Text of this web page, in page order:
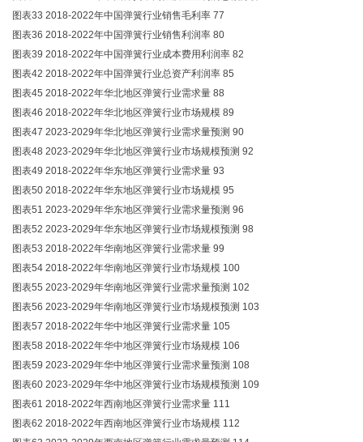
图表33 2018-2022年中国弹簧行业销售毛利率 77
图表36 2018-2022年中国弹簧行业销售利润率 80
图表39 2018-2022年中国弹簧行业成本费用利润率 82
图表42 2018-2022年中国弹簧行业总资产利润率 85
图表45 2018-2022年华北地区弹簧行业需求量 88
图表46 2018-2022年华北地区弹簧行业市场规模 89
图表47 2023-2029年华北地区弹簧行业需求量预测 90
图表48 2023-2029年华北地区弹簧行业市场规模预测 92
图表49 2018-2022年华东地区弹簧行业需求量 93
图表50 2018-2022年华东地区弹簧行业市场规模 95
图表51 2023-2029年华东地区弹簧行业需求量预测 96
图表52 2023-2029年华东地区弹簧行业市场规模预测 98
图表53 2018-2022年华南地区弹簧行业需求量 99
图表54 2018-2022年华南地区弹簧行业市场规模 100
图表55 2023-2029年华南地区弹簧行业需求量预测 102
图表56 2023-2029年华南地区弹簧行业市场规模预测 103
图表57 2018-2022年华中地区弹簧行业需求量 105
图表58 2018-2022年华中地区弹簧行业市场规模 106
图表59 2023-2029年华中地区弹簧行业需求量预测 108
图表60 2023-2029年华中地区弹簧行业市场规模预测 109
图表61 2018-2022年西南地区弹簧行业需求量 111
图表62 2018-2022年西南地区弹簧行业市场规模 112